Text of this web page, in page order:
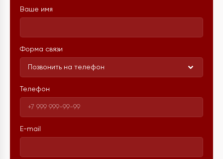
Ваше имя
Форма связи
Позвонить на телефон
Телефон
E-mail